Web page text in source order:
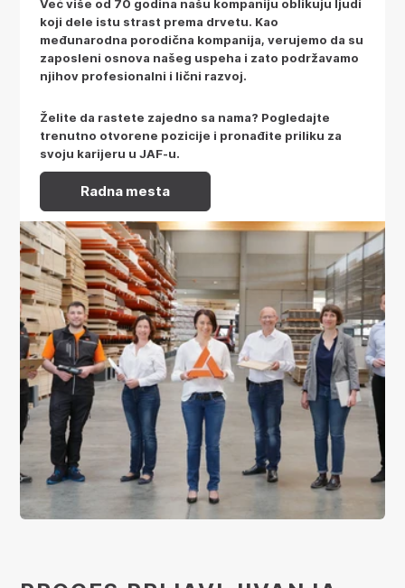
Već više od 70 godina našu kompaniju oblikuju ljudi
koji dele istu strast prema drvetu. Kao
međunarodna porodična kompanija, verujemo da su
zaposleni osnova našeg uspeha i zato podržavamo
njihov profesionalni i lični razvoj.
Želite da rastete zajedno sa nama? Pogledajte
trenutno otvorene pozicije i pronađite priliku za
svoju karijeru u JAF-u.
Radna mesta